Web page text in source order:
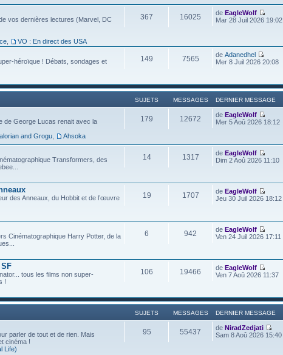
vos dernières lectures (Marvel, DC
VO : En direct des USA
367 16025 deEagleWolf
Mar 28 Juil 2026 19:02
héroïque ! Débats, sondages et
149 7565 deAdanedhel
Mer 8 Juil 2026 20:08
SUJETS MESSAGES DERNIER MESSAGE
de George Lucas renait avec la
and Grogu Ahsoka
179 12672 deEagleWolf
Mer 5 Aoû 2026 18:12
Transformers, des
14 1317 deEagleWolf
Dim 2 Aoû 2026 11:10
des Anneaux, du Hobbit et de l’œuvre
19 1707 deEagleWolf
Jeu 30 Juil 2026 18:12
Cinématographique Harry Potter, de la
6 942 deEagleWolf
Ven 24 Juil 2026 17:11
tous les films non super-
!
106 19466 deEagleWolf
Ven 7 Aoû 2026 11:37
SUJETS MESSAGES DERNIER MESSAGE
parler de tout et de rien. Mais
cinéma !
Life)
95 55437 deNiradZedjati
Sam 8 Aoû 2026 15:40